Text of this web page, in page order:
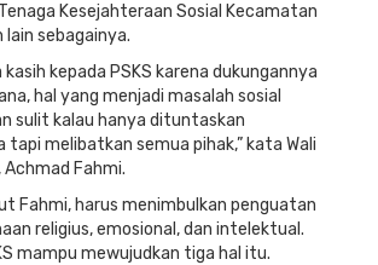
Kesejahteraan Sosial Kecamatan
lain sebagainya.
kepada PSKS karena dukungannya
hal yang menjadi masalah sosial
sulit kalau hanya dituntaskan
tapi melibatkan semua pihak,” kata Wali
Fahmi.
Fahmi, harus menimbulkan penguatan
religius, emosional, dan intelektual.
mampu mewujudkan tiga hal itu.